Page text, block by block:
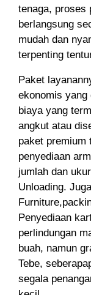
tenaga, proses
berlangsung
mudah dan
terpenting
Paket
ekonomis yang
biaya yang
angkut atau
paket premium
penyediaan
jumlah dan
Unloading.
Furniture,p
Penyediaan
perlindungan
buah, namun
Tebe,
segala p